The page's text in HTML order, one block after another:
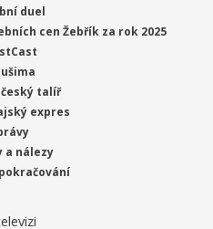
duel
cen Žebřík za rok 2025
talíř
expres
a nálezy